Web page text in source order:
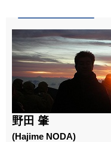
野田 肇
(Hajime NODA)